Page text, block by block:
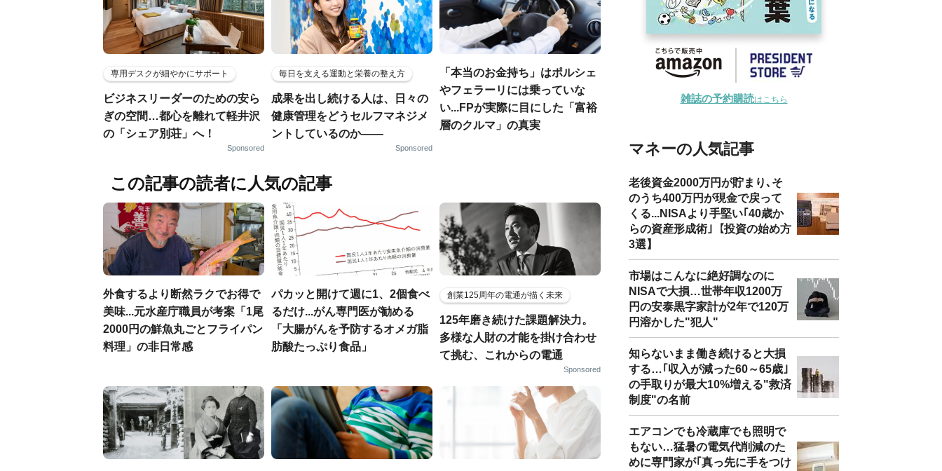
専用デスクが細やかにサポート
ビジネスリーダーのための安ら
ぎの空間…都心を離れて軽井沢
の「シェア別荘」へ！
Sponsored
毎日を支える運動と栄養の整え方
成果を出し続ける人は、日々の
健康管理をどうセルフマネジメ
ントしているのか——
Sponsored
「本当のお金持ち」はポルシェ
やフェラーリには乗っていな
い...FPが実際に目にした「富裕
層のクルマ」の真実
この記事の読者に人気の記事
外食するより断然ラクでお得で
美味...元水産庁職員が考案「1尾
2000円の鮮魚丸ごとフライパン
料理」の非日常感
パカッと開けて週に1、2個食べ
るだけ...がん専門医が勧める
「大腸がんを予防するオメガ脂
肪酸たっぷり食品」
創業125周年の電通が描く未来
125年磨き続けた課題解決力。
多様な人財の才能を掛け合わせ
て挑む、これからの電通
Sponsored
雑誌の予約購読はこちら
マネーの人気記事
老後資金2000万円が貯まり､そ
のうち400万円が現金で戻って
くる...NISAより手堅い｢40歳か
らの資産形成術｣【投資の始め方
3選】
市場はこんなに絶好調なのに
NISAで大損…世帯年収1200万
円の安泰黒字家計が2年で120万
円溶かした"犯人"
知らないまま働き続けると大損
する…｢収入が減った60～65歳｣
の手取りが最大10%増える"救済
制度"の名前
エアコンでも冷蔵庫でも照明で
もない…猛暑の電気代削減のた
めに専門家が｢真っ先に手をつけ